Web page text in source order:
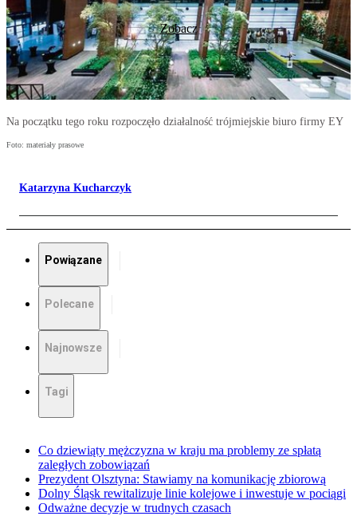
Zobacz
Na początku tego roku rozpoczęło działalność trójmiejskie biuro firmy EY
Foto: materiały prasowe
Katarzyna Kucharczyk
Powiązane
Polecane
Najnowsze
Tagi
Co dziewiąty mężczyzna w kraju ma problemy ze spłatą
zaległych zobowiązań
Prezydent Olsztyna: Stawiamy na komunikację zbiorową
Dolny Śląsk rewitalizuje linie kolejowe i inwestuje w pociągi
Odważne decyzje w trudnych czasach